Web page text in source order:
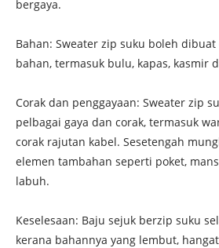
bergaya.
Bahan: Sweater zip suku boleh
bahan, termasuk bulu, kapas, kasmir
Corak dan penggayaan: Sweater zip
pelbagai gaya dan corak, termasuk
corak rajutan kabel. Sesetengah
elemen tambahan seperti poket,
labuh.
Keselesaan: Baju sejuk berzip suku
kerana bahannya yang lembut,